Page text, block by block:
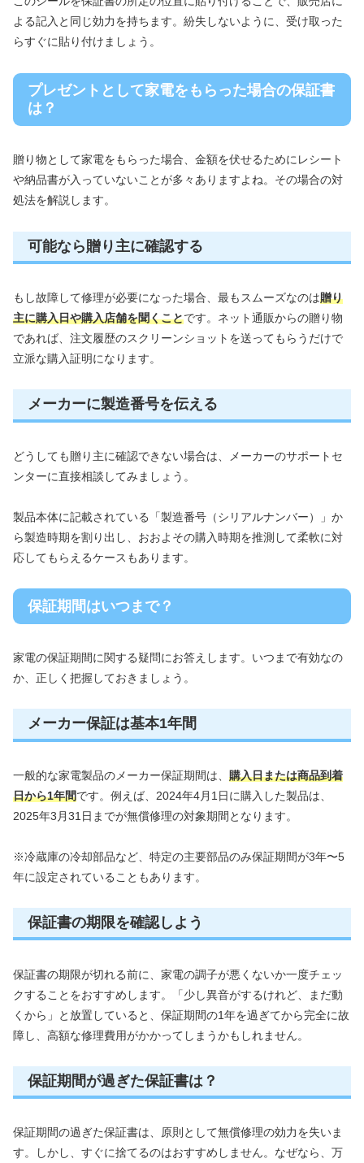
よる記入と同じ効力を持ちます。紛失しないように、受け取った
らすぐに貼り付けましょう。
プレゼントとして家電をもらった場合の保証書
は？
贈り物として家電をもらった場合、金額を伏せるためにレシート
や納品書が入っていないことが多々ありますよね。その場合の対
処法を解説します。
可能なら贈り主に確認する
もし故障して修理が必要になった場合、最もスムーズなのは贈り
主に購入日や購入店舗を聞くことです。ネット通販からの贈り物
であれば、注文履歴のスクリーンショットを送ってもらうだけで
立派な購入証明になります。
メーカーに製造番号を伝える
どうしても贈り主に確認できない場合は、メーカーのサポートセ
ンターに直接相談してみましょう。
製品本体に記載されている「製造番号（シリアルナンバー）」か
ら製造時期を割り出し、おおよその購入時期を推測して柔軟に対
応してもらえるケースもあります。
保証期間はいつまで？
家電の保証期間に関する疑問にお答えします。いつまで有効なの
か、正しく把握しておきましょう。
メーカー保証は基本1年間
一般的な家電製品のメーカー保証期間は、 購入日または商品到着
日から1年間です。例えば、2024年4月1日に購入した製品は、
2025年3月31日までが無償修理の対象期間となります。
※冷蔵庫の冷却部品など、特定の主要部品のみ保証期間が3年〜5
年に設定されていることもあります。
保証書の期限を確認しよう
保証書の期限が切れる前に、家電の調子が悪くないか一度チェッ
クすることをおすすめします。「少し異音がするけれど、まだ動
くから」と放置していると、保証期間の1年を過ぎてから完全に故
障し、高額な修理費用がかかってしまうかもしれません。
保証期間が過ぎた保証書は？
保証期間の過ぎた保証書は、原則として無償修理の効力を失いま
す。しかし、すぐに捨てるのはおすすめしません。なぜなら、万